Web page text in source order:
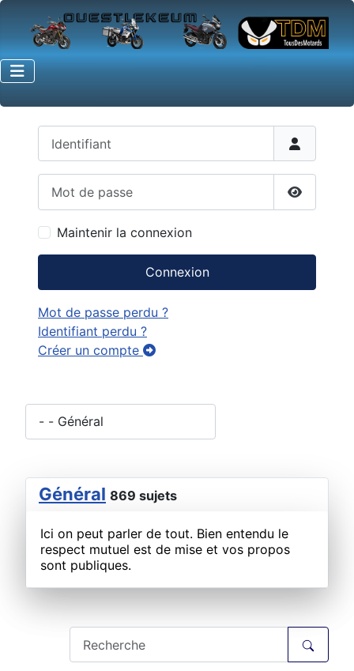
Afficher
Maintenir la connexion
Connexion
Mot de passe perdu ?
Identifiant perdu ?
Créer un compte
Général 869 sujets
Ici on peut parler de tout. Bien entendu le
respect mutuel est de mise et vos propos
sont publiques.